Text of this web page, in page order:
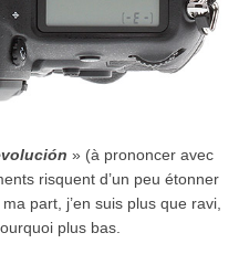
» (à prononcer avec
risquent d’un peu étonner
part, j’en suis plus que ravi,
plus bas.